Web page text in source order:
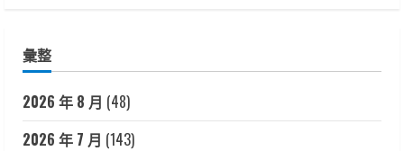
彙整
2026 年 8 月 (48)
2026 年 7 月 (143)